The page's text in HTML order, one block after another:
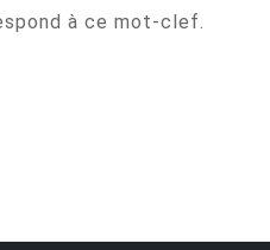
à ce mot-clef.